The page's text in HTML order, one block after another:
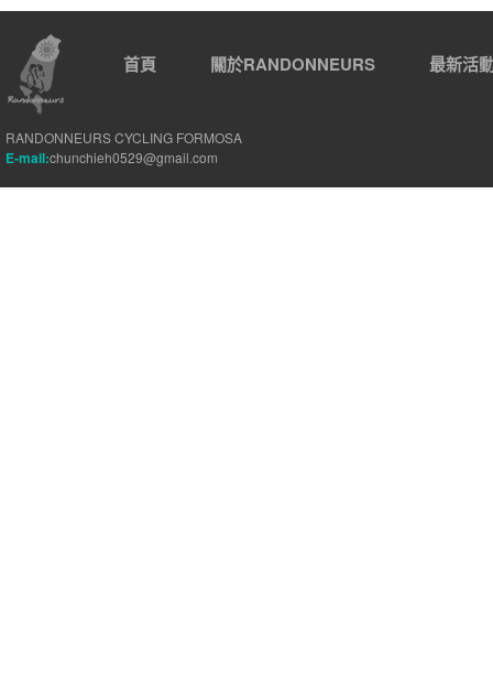
首頁 關於RANDONNEURS 最新活
RANDONNEURS CYCLING FORMOSA
E-mail:chunchieh0529@gmail.com